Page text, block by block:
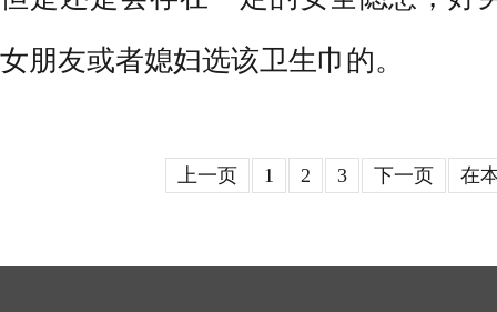
女朋友或者媳妇选该卫生巾的。
上一页 1 2 3 下一页 在